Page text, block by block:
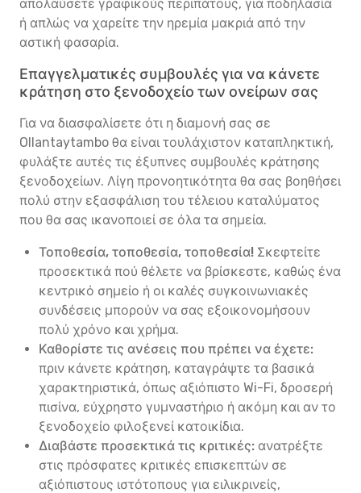
απολαύσετε γραφικούς περιπάτους, για ποδηλασία
ή απλώς να χαρείτε την ηρεμία μακριά από την
αστική φασαρία.
Επαγγελματικές συμβουλές για να κάνετε
κράτηση στο ξενοδοχείο των ονείρων σας
Για να διασφαλίσετε ότι η διαμονή σας σε
Ollantaytambo θα είναι τουλάχιστον καταπληκτική,
φυλάξτε αυτές τις έξυπνες συμβουλές κράτησης
ξενοδοχείων. Λίγη προνοητικότητα θα σας βοηθήσει
πολύ στην εξασφάλιση του τέλειου καταλύματος
που θα σας ικανοποιεί σε όλα τα σημεία.
Τοποθεσία, τοποθεσία, τοποθεσία! Σκεφτείτε
προσεκτικά πού θέλετε να βρίσκεστε, καθώς ένα
κεντρικό σημείο ή οι καλές συγκοινωνιακές
συνδέσεις μπορούν να σας εξοικονομήσουν
πολύ χρόνο και χρήμα.
Καθορίστε τις ανέσεις που πρέπει να έχετε:
πριν κάνετε κράτηση, καταγράψτε τα βασικά
χαρακτηριστικά, όπως αξιόπιστο Wi-Fi, δροσερή
πισίνα, εύχρηστο γυμναστήριο ή ακόμη και αν το
ξενοδοχείο φιλοξενεί κατοικίδια.
Διαβάστε προσεκτικά τις κριτικές: ανατρέξτε
στις πρόσφατες κριτικές επισκεπτών σε
αξιόπιστους ιστότοπους για ειλικρινείς,